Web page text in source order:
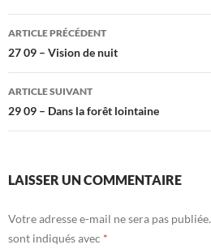
Navigation
des
articles
ARTICLE PRÉCÉDENT
27 09 – Vision de nuit
ARTICLE SUIVANT
29 09 – Dans la forêt lointaine
LAISSER UN COMMENTAIRE
Votre adresse e-mail ne sera pas publiée.
sont indiqués avec *